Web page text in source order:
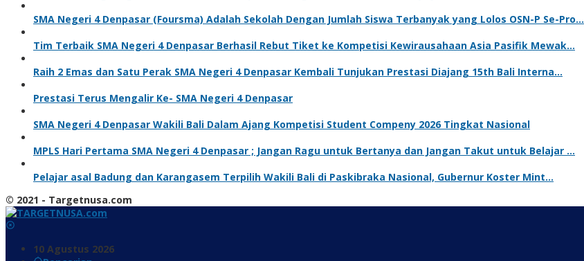
SMA Negeri 4 Denpasar (Foursma) Adalah Sekolah Dengan Jumlah Siswa Terbanyak yang Lolos OSN-P Se-Pro…
Tim Terbaik SMA Negeri 4 Denpasar Berhasil Rebut Tiket ke Kompetisi Kewirausahaan Asia Pasifik Mewak…
Raih 2 Emas dan Satu Perak SMA Negeri 4 Denpasar Kembali Tunjukan Prestasi Diajang 15th Bali Interna…
Prestasi Terus Mengalir Ke- SMA Negeri 4 Denpasar
SMA Negeri 4 Denpasar Wakili Bali Dalam Ajang Kompetisi Student Compeny 2026 Tingkat Nasional
MPLS Hari Pertama SMA Negeri 4 Denpasar ; Jangan Ragu untuk Bertanya dan Jangan Takut untuk Belajar …
Pelajar asal Badung dan Karangasem Terpilih Wakili Bali di Paskibraka Nasional, Gubernur Koster Mint…
© 2021 - Targetnusa.com
10 Agustus 2026